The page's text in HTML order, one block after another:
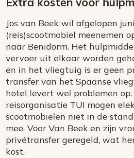
Jos van Beek wil afgelopen
(reis)scootmobiel meenemen
naar Benidorm. Het
vervoer uit elkaar worden
en in het vliegtuig is er geen
transfer van het Spaanse
hotel levert wel problemen op.
reisorganisatie TUI mogen
scootmobielen niet in de
mee. Voor Van Beek en zijn
privétransfer geregeld, wat
kost.